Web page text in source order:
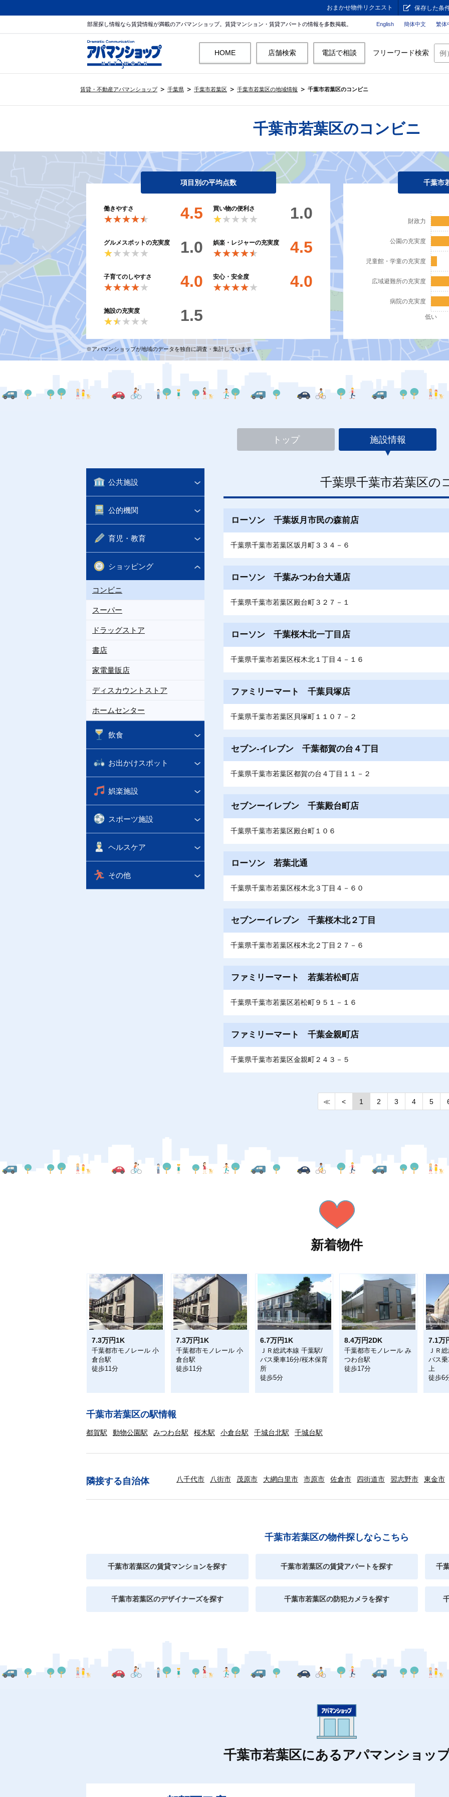
おまかせ物件リクエスト 保存した条
部屋探し情報なら賃貸情報が満載のアパマンショップ。賃貸マンション・賃貸アパートの情報を多数掲載。 English 簡体中文 繁体
HOME 店舗検索 電話で相談 フリーワード検索
賃貸・不動産アパマンショップ 千葉県 千葉市若葉区 千葉市若葉区の地域情報 千葉市若葉区のコンビニ
千葉市若葉区のコンビニ
項目別の平均点数
働きやすさ
★★★★★
★★★★★ 4.5 買い物の便利さ
★★★★★
★★★★★ 1.0
グルメスポットの充実度
★★★★★
★★★★★ 1.0 娯楽・レジャーの充実度
★★★★★
★★★★★ 4.5
子育てのしやすさ
★★★★★
★★★★★ 4.0 安心・安全度
★★★★★
★★★★★ 4.0
施設の充実度
★★★★★
★★★★★ 1.5
千葉市
病院の充実度
広域避難所の充実度
児童館・学童の充実度
公園の充実度
財政力
低い
※アパマンショップが地域のデータを独自に調査・集計しています。
トップ 施設情報
公共施設
公的機関
育児・教育
ショッピング
コンビニ
スーパー
ドラッグストア
書店
家電量販店
ディスカウントストア
ホームセンター
飲食
お出かけスポット
娯楽施設
スポーツ施設
ヘルスケア
その他
千葉県千葉市若葉区の
ローソン 千葉坂月市民の森前店
千葉県千葉市若葉区坂月町３３４－６
ローソン 千葉みつわ台大通店
千葉県千葉市若葉区殿台町３２７－１
ローソン 千葉桜木北一丁目店
千葉県千葉市若葉区桜木北１丁目４－１６
ファミリーマート 千葉貝塚店
千葉県千葉市若葉区貝塚町１１０７－２
セブン‐イレブン 千葉都賀の台４丁目
千葉県千葉市若葉区都賀の台４丁目１１－２
セブンーイレブン 千葉殿台町店
千葉県千葉市若葉区殿台町１０６
ローソン 若葉北通
千葉県千葉市若葉区桜木北３丁目４－６０
セブンーイレブン 千葉桜木北２丁目
千葉県千葉市若葉区桜木北２丁目２７－６
ファミリーマート 若葉若松町店
千葉県千葉市若葉区若松町９５１－１６
ファミリーマート 千葉金親町店
千葉県千葉市若葉区金親町２４３－５
≪ < 1 2 3 4 5
新着物件
7.3万円1K
千葉都市モノレール 小
倉台駅
徒歩11分
7.3万円1K
千葉都市モノレール 小
倉台駅
徒歩11分
6.7万円1K
ＪＲ総武本線 千葉駅/
バス乗車16分/桜木保育
所
徒歩5分
8.4万円2DK
千葉都市モノレール み
つわ台駅
徒歩17分
7.1万
ＪＲ
バス
上
徒歩6
千葉市若葉区の駅情報
都賀駅 動物公園駅 みつわ台駅 桜木駅 小倉台駅 千城台北駅 千城台駅
隣接する自治体 八千代市 八街市 茂原市 大網白里市 市原市 佐倉市 四街道市 習志野市 東金市
千葉市若葉区の物件探しならこちら
千葉市若葉区の賃貸マンションを探す 千葉市若葉区の賃貸アパートを探す 千
千葉市若葉区のデザイナーズを探す 千葉市若葉区の防犯カメラを探す
千葉市若葉区にあるアパマンショッ